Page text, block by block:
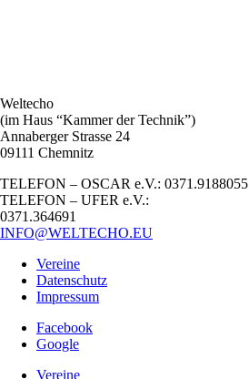
Weltecho
(im Haus “Kammer der Technik”)
Annaberger Strasse 24
09111 Chemnitz
TELEFON – OSCAR e.V.: 0371.9188055
TELEFON – UFER e.V.:
0371.364691
INFO@WELTECHO.EU
Vereine
Datenschutz
Impressum
Facebook
Google
Vereine